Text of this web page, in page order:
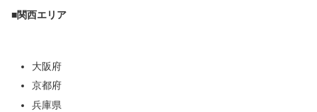
■関西エリア
大阪府
京都府
兵庫県